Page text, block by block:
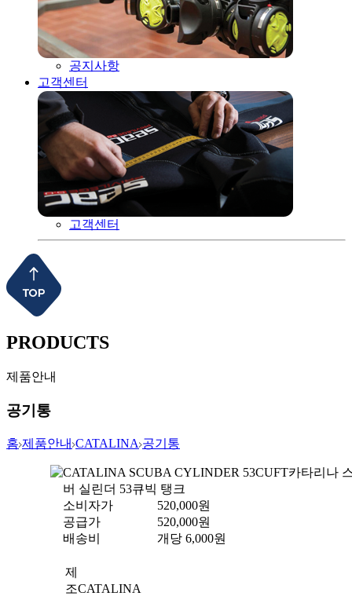
공지사항
고객센터
고객센터
PRODUCTS
제품안내
공기통
홈 제품안내 CATALINA 공기통
CATALINA SCUBA CYLINDER 53CUFT카타리나
버 실린더 53큐빅 탱크
소비자가
520,000원
공급가
520,000원
배송비
개당 6,000원
제
조CATALINA